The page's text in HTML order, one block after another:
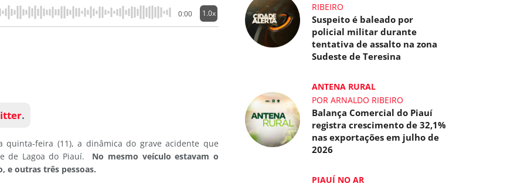
0:00 1.0x
.
quinta-feira (11), a dinâmica do grave acidente que
de Lagoa do Piauí. No mesmo veículo estavam o
e outras três pessoas.
RIBEIRO
Suspeito é baleado por
policial militar durante
tentativa de assalto na zona
Sudeste de Teresina
ANTENA RURAL
POR ARNALDO RIBEIRO
Balança Comercial do Piauí
registra crescimento de 32,1%
nas exportações em julho de
2026
PIAUÍ NO AR